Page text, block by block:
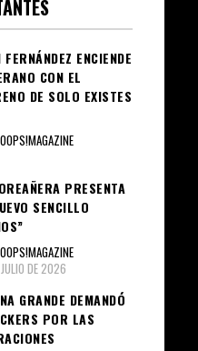
FERNÁNDEZ ENCIENDE
CON EL
DE SOLO EXISTES
PRESENTA
SENCILLO
DE 2026
GRANDE DEMANDÓ
POR LAS